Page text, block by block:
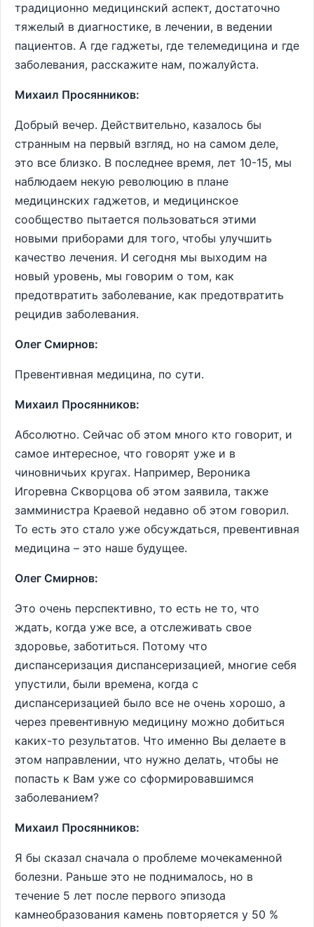
традиционно медицинский аспект, достаточно
тяжелый в диагностике, в лечении, в ведении
пациентов. А где гаджеты, где телемедицина и где
заболевания, расскажите нам, пожалуйста.
Михаил Просянников:
Добрый вечер. Действительно, казалось бы
странным на первый взгляд, но на самом деле,
это все близко. В последнее время, лет 10-15, мы
наблюдаем некую революцию в плане
медицинских гаджетов, и медицинское
сообщество пытается пользоваться этими
новыми приборами для того, чтобы улучшить
качество лечения. И сегодня мы выходим на
новый уровень, мы говорим о том, как
предотвратить заболевание, как предотвратить
рецидив заболевания.
Олег Смирнов:
Превентивная медицина, по сути.
Михаил Просянников:
Абсолютно. Сейчас об этом много кто говорит, и
самое интересное, что говорят уже и в
чиновничьих кругах. Например, Вероника
Игоревна Скворцова об этом заявила, также
замминистра Краевой недавно об этом говорил.
То есть это стало уже обсуждаться, превентивная
медицина – это наше будущее.
Олег Смирнов:
Это очень перспективно, то есть не то, что
ждать, когда уже все, а отслеживать свое
здоровье, заботиться. Потому что
диспансеризация диспансеризацией, многие себя
упустили, были времена, когда с
диспансеризацией было все не очень хорошо, а
через превентивную медицину можно добиться
каких-то результатов. Что именно Вы делаете в
этом направлении, что нужно делать, чтобы не
попасть к Вам уже со сформировавшимся
заболеванием?
Михаил Просянников:
Я бы сказал сначала о проблеме мочекаменной
болезни. Раньше это не поднималось, но в
течение 5 лет после первого эпизода
камнеобразования камень повторяется у 50 %